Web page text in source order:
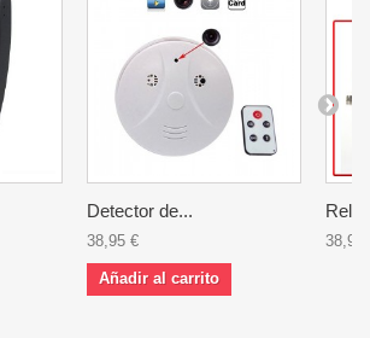
Detector de...
38,95 €
Añadir al carrito
38,95